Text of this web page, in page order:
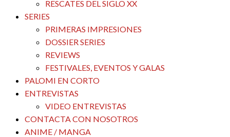
RESCATES DEL SIGLO XX
SERIES
PRIMERAS IMPRESIONES
DOSSIER SERIES
REVIEWS
FESTIVALES, EVENTOS Y GALAS
PALOMI EN CORTO
ENTREVISTAS
VIDEO ENTREVISTAS
CONTACTA CON NOSOTROS
ANIME / MANGA